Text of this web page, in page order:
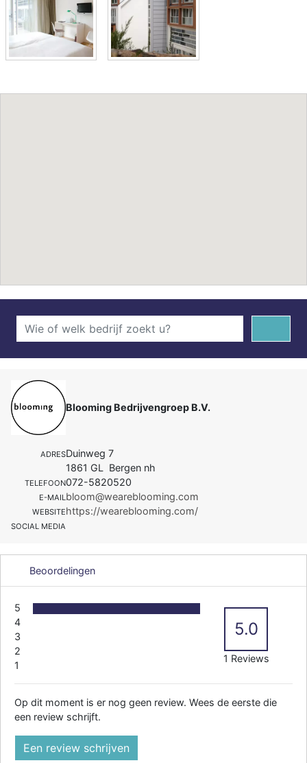
Blooming Bedrijvengroep B.V.
ADRESDuinweg 7
1861 GL Bergen nh
TELEFOON072-5820520
E-MAILbloom@weareblooming.com
WEBSITEhttps://weareblooming.com/
SOCIAL MEDIA
Beoordelingen
5
4
3
2
1
5.0
1 Reviews
Op dit moment is er nog geen review. Wees de eerste die
een review schrijft.
Een review schrijven